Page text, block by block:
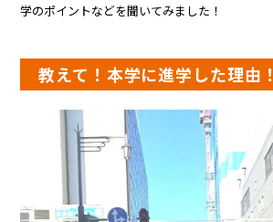
学のポイントなどを聞いてみました！
教えて！本学に進学した理由！